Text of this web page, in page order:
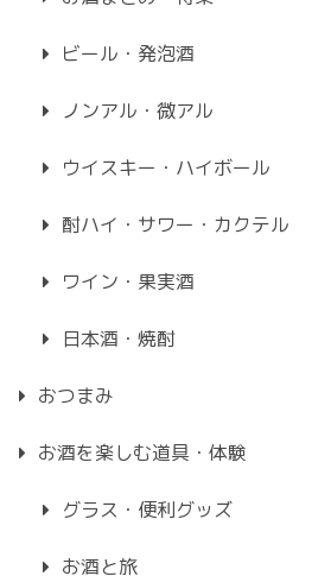
ビール・発泡酒
ノンアル・微アル
ウイスキー・ハイボール
酎ハイ・サワー・カクテル
ワイン・果実酒
日本酒・焼酎
おつまみ
お酒を楽しむ道具・体験
グラス・便利グッズ
お酒と旅